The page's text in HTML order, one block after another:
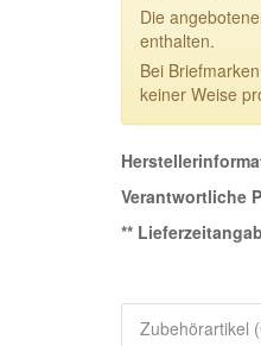
Die
enthalten.
Bei
keiner Weise
Verantwortliche
**
Zubehörartikel